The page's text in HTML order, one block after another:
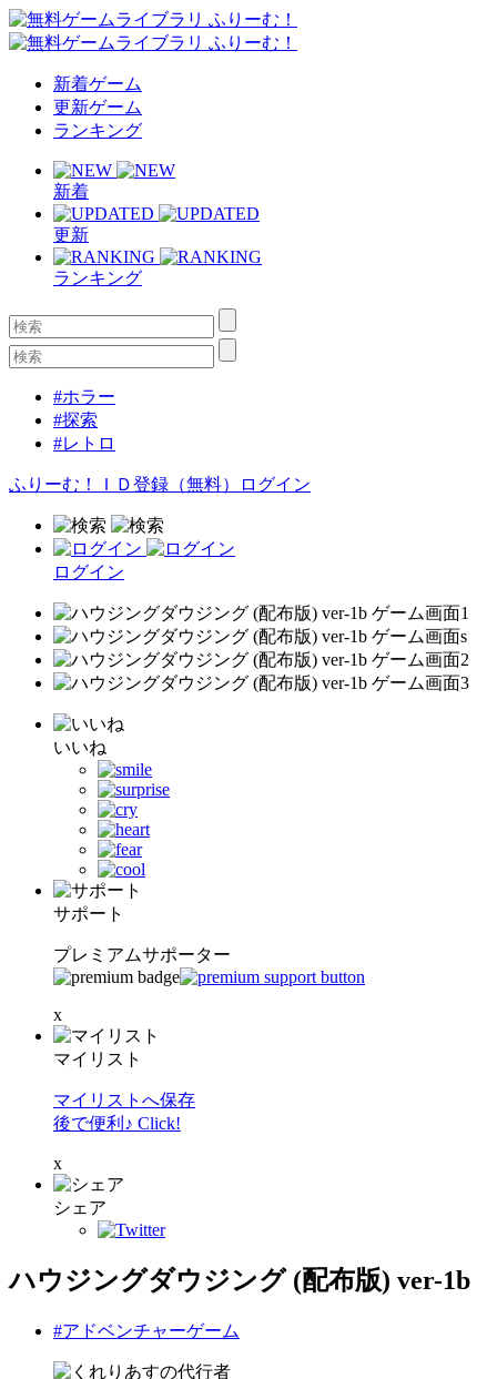
新着ゲーム
更新ゲーム
ランキング
新着
更新
ランキング
#ホラー
#探索
#レトロ
ふりーむ！ＩＤ登録（無料） ログイン
ログイン
いいね
サポート
プレミアムサポーター
x
マイリスト
マイリストへ保存
後で便利♪ Click!
x
シェア
ハウジングダウジング (配布版) ver-1b
#アドベンチャーゲーム